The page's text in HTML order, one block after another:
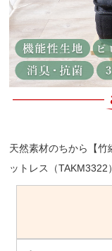
天然素材のちから【
ットレス（TAKM3322